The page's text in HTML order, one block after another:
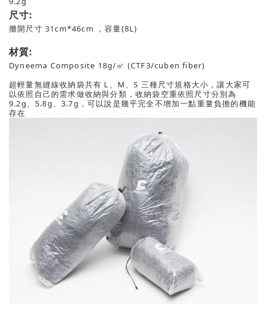
尺寸:
攤開尺寸 31cm*46cm ，容量(8L)
材質:
Dyneema Composite 18g/㎡ (CTF3/cuben fiber)
超輕量無縫線收納袋共有 L、M、S 三種尺寸規格大小，讓大家可
以依照自己的需求做收納與分類，收納袋空重依照尺寸分別為
9.2g、5.8g、3.7g，可以說是幾乎完全不增加一點重量負擔的機能
存在